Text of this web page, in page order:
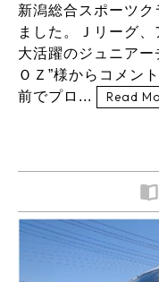
新潟総合スポーツ
ました。Ｊリーグ
大活躍のジュニア
ＯＺ”様からコメン
前でプロ...
Read